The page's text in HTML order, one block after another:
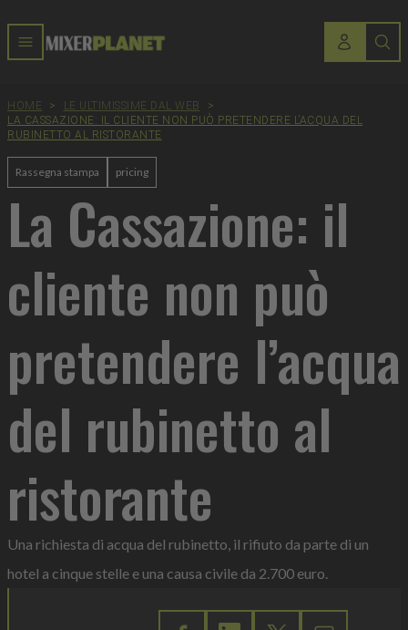
HOME > LE ULTIMISSIME DAL WEB
>
LA CASSAZIONE: IL CLIENTE NON PUÒ PRETENDERE L’ACQUA DEL
RUBINETTO AL RISTORANTE
Rassegna stampa pricing
La Cassazione: il
cliente non può
pretendere l’acqua
del rubinetto al
ristorante
Una richiesta di acqua del rubinetto, il rifiuto da parte di un
hotel a cinque stelle e una causa civile da 2.700 euro.